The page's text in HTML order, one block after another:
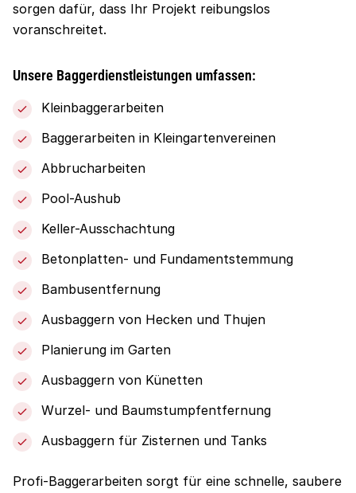
sorgen dafür, dass Ihr Projekt reibungslos
voranschreitet.
Unsere Baggerdienstleistungen umfassen:
Kleinbaggerarbeiten
Baggerarbeiten in Kleingartenvereinen
Abbrucharbeiten
Pool-Aushub
Keller-Ausschachtung
Betonplatten- und Fundamentstemmung
Bambusentfernung
Ausbaggern von Hecken und Thujen
Planierung im Garten
Ausbaggern von Künetten
Wurzel- und Baumstumpfentfernung
Ausbaggern für Zisternen und Tanks
Profi-Baggerarbeiten sorgt für eine schnelle, saubere